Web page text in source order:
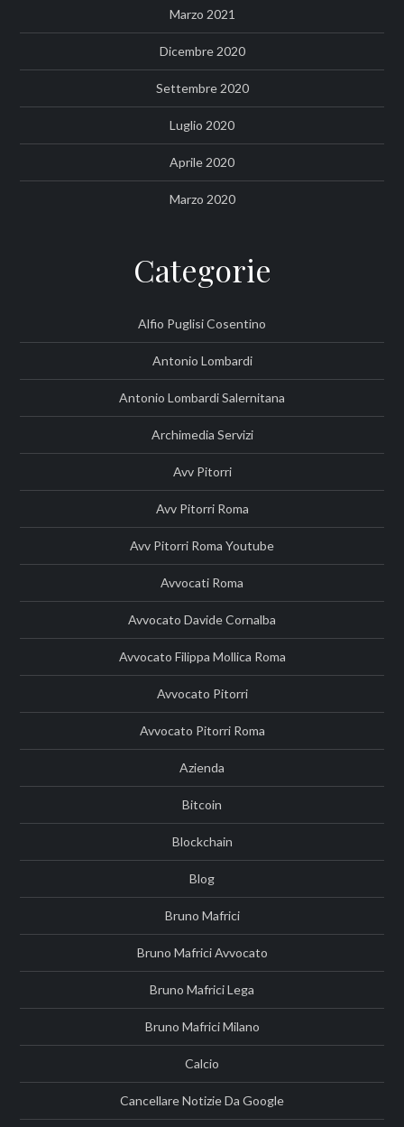
Marzo 2021
Dicembre 2020
Settembre 2020
Luglio 2020
Aprile 2020
Marzo 2020
Categorie
Alfio Puglisi Cosentino
Antonio Lombardi
Antonio Lombardi Salernitana
Archimedia Servizi
Avv Pitorri
Avv Pitorri Roma
Avv Pitorri Roma Youtube
Avvocati Roma
Avvocato Davide Cornalba
Avvocato Filippa Mollica Roma
Avvocato Pitorri
Avvocato Pitorri Roma
Azienda
Bitcoin
Blockchain
Blog
Bruno Mafrici
Bruno Mafrici Avvocato
Bruno Mafrici Lega
Bruno Mafrici Milano
Calcio
Cancellare Notizie Da Google